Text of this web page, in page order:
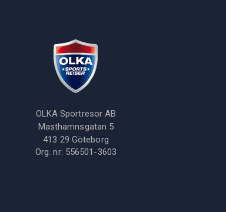
OLKA Sportresor AB
Masthamnsgatan 5
413 29 Göteborg
Org. nr: 556501-3603